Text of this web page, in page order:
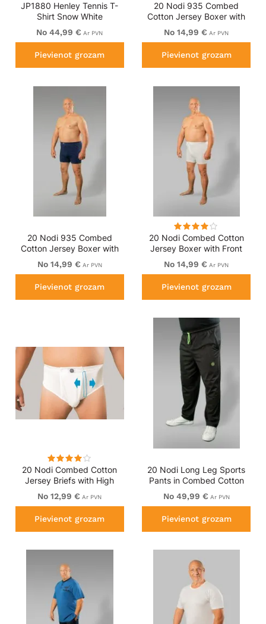
JP1880 Henley Tennis T-
Shirt Snow White
No 44,99 € Ar PVN
Pievienot grozam
20 Nodi 935 Combed
Cotton Jersey Boxer with
Front Button Fly Black
No 14,99 € Ar PVN
Pievienot grozam
20 Nodi 935 Combed
Cotton Jersey Boxer with
Front Button Fly Navy
No 14,99 € Ar PVN
Pievienot grozam
20 Nodi Combed Cotton
Jersey Boxer with Front
Button Fly White
No 14,99 € Ar PVN
Pievienot grozam
20 Nodi Combed Cotton
Jersey Briefs with High
Side Cut and Side Opening
White
No 12,99 € Ar PVN
Pievienot grozam
20 Nodi Long Leg Sports
Pants in Combed Cotton
Jersey Black
No 49,99 € Ar PVN
Pievienot grozam